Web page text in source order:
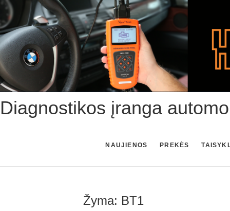
Skip
to
content
Diagnostikos įranga
NAUJIENOS PREKĖS
Žyma: BT1